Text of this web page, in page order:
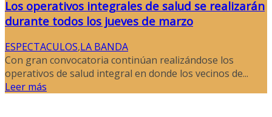
Los operativos integrales de salud se realizarán
durante todos los jueves de marzo
ESPECTACULOS,LA BANDA
Con gran convocatoria continúan realizándose los
operativos de salud integral en donde los vecinos de...
Leer más